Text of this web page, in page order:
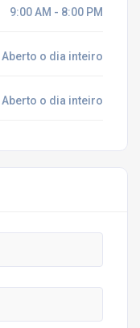
9:00 AM - 8:00 PM
Aberto o dia inteiro
Aberto o dia inteiro